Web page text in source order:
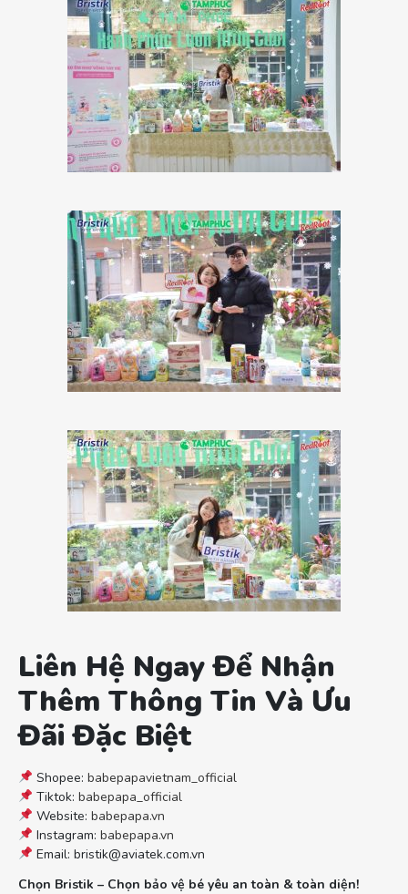
Liên Hệ Ngay Để Nhận
Thêm Thông Tin Và Ưu
Đãi Đặc Biệt
Shopee: babepapavietnam_official
Tiktok: babepapa_official
Website: babepapa.vn
Instagram: babepapa.vn
Email: bristik@aviatek.com.vn
Chọn Bristik – Chọn bảo vệ bé yêu an toàn & toàn diện!